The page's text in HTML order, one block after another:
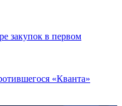
закупок в первом
«Кванта»